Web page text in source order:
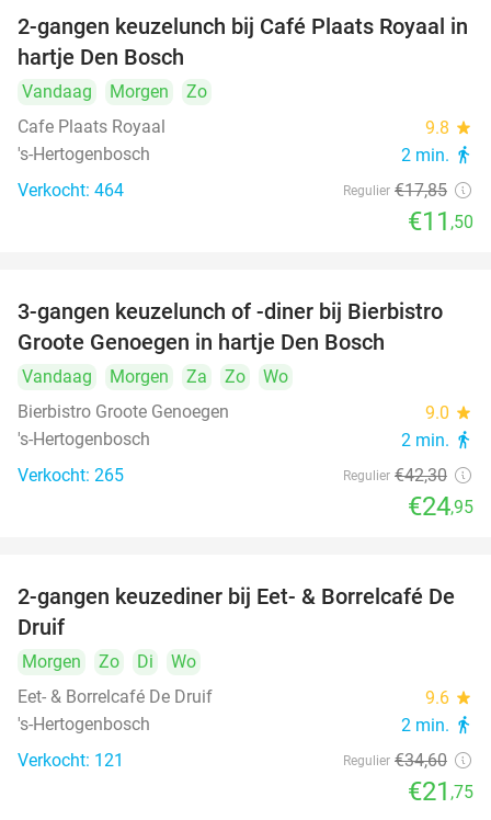
36%
2-gangen keuzelunch bij Café Plaats Royaal in
hartje Den Bosch
Vandaag Morgen
Zo
Cafe Plaats Royaal
9.8 star
's-Hertogenbosch 2 min. directions_walk
Verkocht: 464 Regulier €17,85
€11 ,50
41%
3-gangen keuzelunch of -diner bij Bierbistro
Groote Genoegen in hartje Den Bosch
Vandaag Morgen Za Zo
Wo
Bierbistro Groote Genoegen
9.0 star
's-Hertogenbosch 2 min. directions_walk
Verkocht: 265 Regulier €42,30
€24,95
37%
2-gangen keuzediner bij Eet- & Borrelcafé De
Druif
Morgen Zo Di
Wo
Eet- & Borrelcafé De Druif
9.6 star
's-Hertogenbosch 2 min. directions_walk
Verkocht: 121 Regulier €34,60
€21 ,75